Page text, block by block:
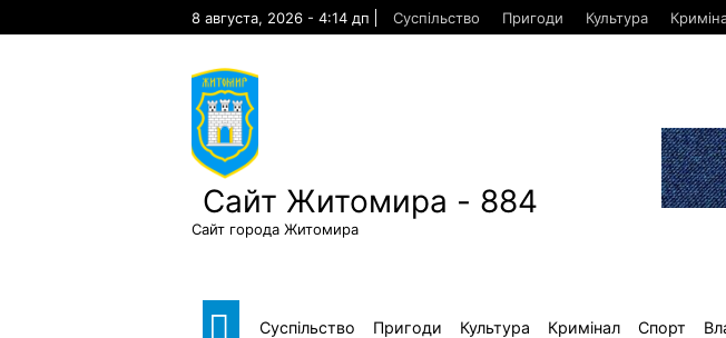
8 августа, 2026 - 4:14 дп Суспільство Пригоди Культура
Сайт Житомира - 884
Сайт города Житомира
Суспільство Пригоди Культура Кримінал Спорт